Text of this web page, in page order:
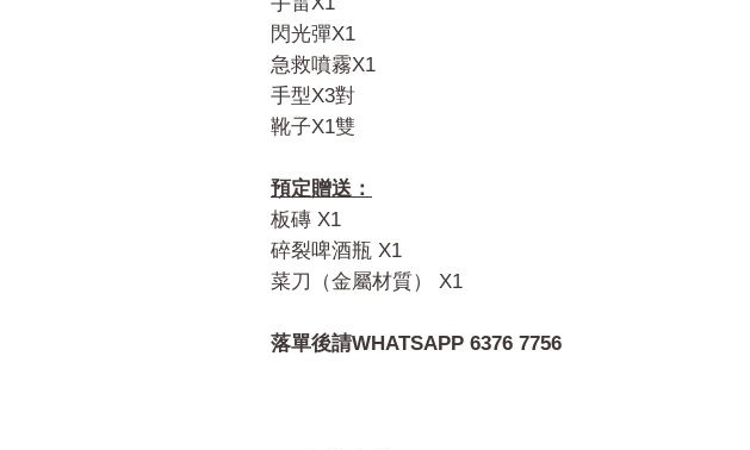
閃光彈X1
急救噴霧X1
手型X3對
靴子X1雙
預定贈送：
板磚 X1
碎裂啤酒瓶 X1
菜刀（金屬材質） X1
落單後請WHATSAPP 6376 7756